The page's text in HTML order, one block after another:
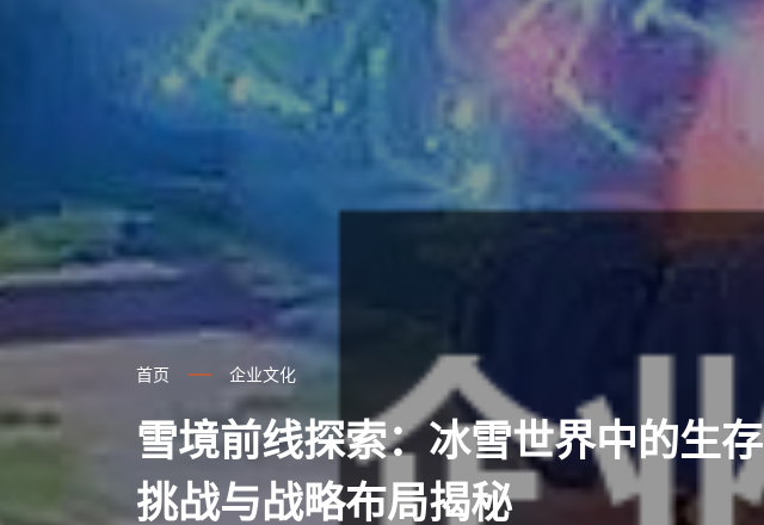
首页 企业文化
雪境前线探索：冰雪世界中的生存
挑战与战略布局揭秘